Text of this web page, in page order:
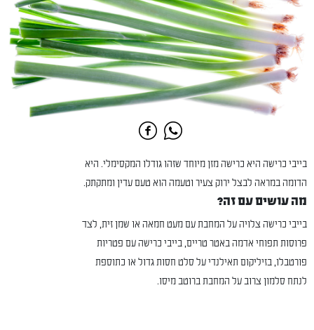
בייבי כרישה היא כרישה מזן מיוחד שזהו גודלו המקסימלי. היא
הדומה במראה לבצל ירוק צעיר וטעמה הוא טעם עדין ומתקתק.
מה עושים עם זה?
בייבי כרישה צלויה על המחבת עם מעט חמאה או שמן זית, לצד
פרוסות תפוחי אדמה באטר טריים, בייבי כרישה עם פטריות
פורטבלו, בזיליקום תאילנדי על סלט חסות גדול או כתוספת
לנתח סלמון צרוב על המחבת ברוטב מיסו.